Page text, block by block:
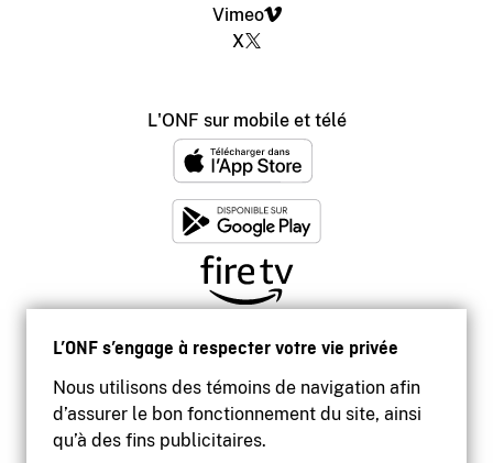
L’ONF s’engage à respecter votre vie privée
Nous utilisons des témoins de navigation afin
d’assurer le bon fonctionnement du site, ainsi
qu’à des fins publicitaires.
Vimeo
X
L'ONF sur mobile et télé